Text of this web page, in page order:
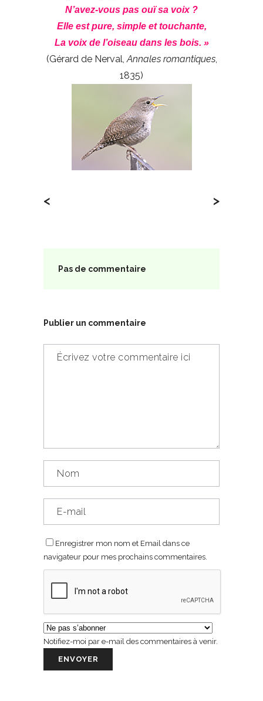
N’avez-vous pas ouï sa voix ?
Elle est pure, simple et touchante,
La voix de l’oiseau dans les bois. »
(Gérard de Nerval, Annales romantiques,
1835)
< >
Pas de commentaire
Publier un commentaire
Enregistrer mon nom et Email dans ce
navigateur pour mes prochains commentaires.
Notifiez-moi par e-mail des commentaires à venir.